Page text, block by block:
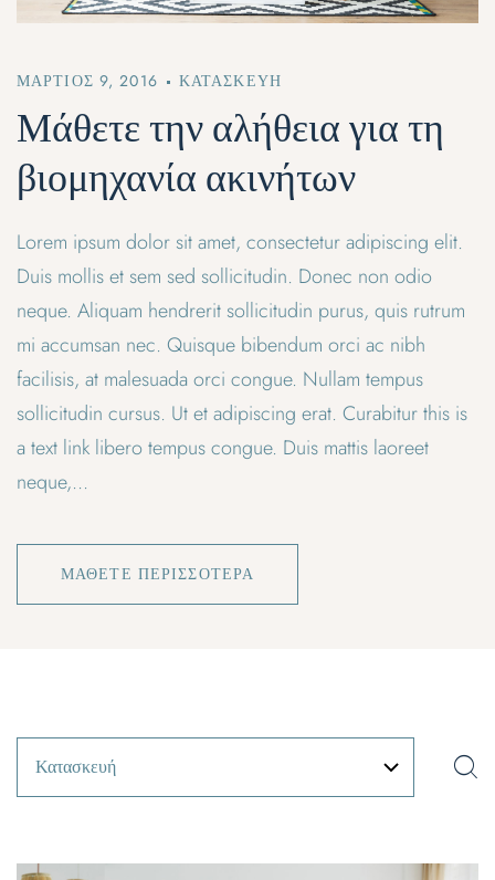
ΜΆΡΤΙΟΣ 9, 2016 ΚΑΤΑΣΚΕΥΉ
Μάθετε την αλήθεια για τη
βιομηχανία ακινήτων
Lorem ipsum dolor sit amet, consectetur adipiscing elit.
Duis mollis et sem sed sollicitudin. Donec non odio
neque. Aliquam hendrerit sollicitudin purus, quis rutrum
mi accumsan nec. Quisque bibendum orci ac nibh
facilisis, at malesuada orci congue. Nullam tempus
sollicitudin cursus. Ut et adipiscing erat. Curabitur this is
a text link libero tempus congue. Duis mattis laoreet
neque,...
ΜΆΘΕΤΕ ΠΕΡΙΣΣΌΤΕΡΑ
Κατασκευή